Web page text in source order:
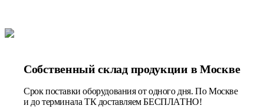
Собственный склад продукции в Москве
Срок поставки оборудования от одного дня. По Москве
и до терминала ТК доставляем БЕСПЛАТНО!